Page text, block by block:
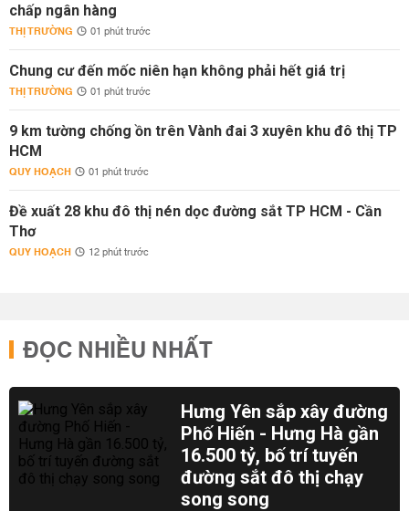
chấp ngân hàng
THỊ TRƯỜNG 01 phút trước
Chung cư đến mốc niên hạn không phải hết giá trị
THỊ TRƯỜNG 01 phút trước
9 km tường chống ồn trên Vành đai 3 xuyên khu đô thị TP
HCM
QUY HOẠCH 01 phút trước
Đề xuất 28 khu đô thị nén dọc đường sắt TP HCM - Cần
Thơ
QUY HOẠCH 12 phút trước
ĐỌC NHIỀU NHẤT
Hưng Yên sắp xây đường
Phố Hiến - Hưng Hà gần
16.500 tỷ, bố trí tuyến
đường sắt đô thị chạy
song song